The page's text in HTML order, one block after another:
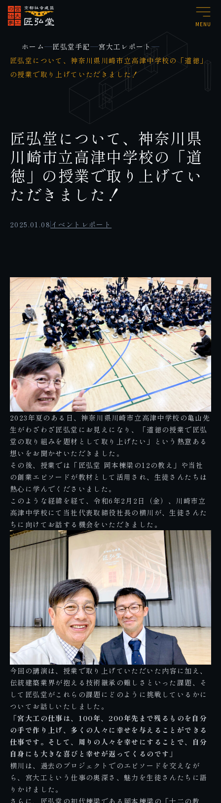
MENU
ホーム 匠弘堂手記
宮大工レポート
匠弘堂について、神奈川県川崎市立高津中学校の「道徳」
の授業で取り上げていただきました！
匠弘堂について、神奈川県
川崎市立高津中学校の「道
徳」の授業で取り上げてい
ただきました！
2025.01.08 イベントレポート
2023年夏のある日、神奈川県川崎市立高津中学校の亀山先
生がわざわざ匠弘堂にお見えになり、「道徳の授業で匠弘
堂の取り組みを題材として取り上げたい」という熱意ある
想いをお聞かせいただきました。
その後、授業では「匠弘堂 岡本棟梁の12の教え」や当社
の創業エピソードが教材として活用され、生徒さんたちは
熱心に学んでくださいました。
このような経緯を経て、令和6年2月2日（金）、川崎市立
高津中学校にて当社代表取締役社長の横川が、生徒さんた
ちに向けてお話する機会をいただきました。
今回の講演は、授業で取り上げていただいた内容に加え、
伝統建築業界が抱える技術継承の難しさといった課題、そ
して匠弘堂がこれらの課題にどのように挑戦しているかに
ついてお話しいたしました。
「宮大工の仕事は、100年、200年先まで残るものを自分
の手で作り上げ、多くの人々に幸せを与えることができる
仕事です。そして、周りの人々を幸せにすることで、自分
自身にも大きな喜びと幸せが返ってくるのです」
横川は、過去のプロジェクトでのエピソードを交えなが
ら、宮大工という仕事の奥深さ、魅力を生徒さんたちに語
りかけました。
さらに、匠弘堂の初代棟梁である岡本棟梁の「十二の教